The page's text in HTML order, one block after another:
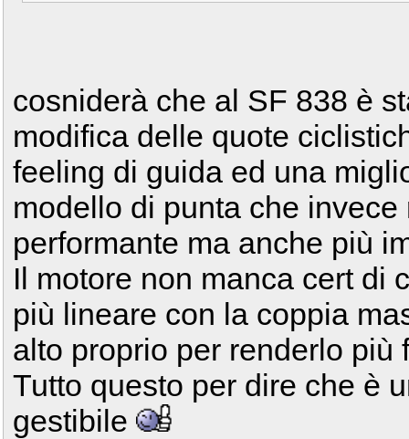
cosniderà che al SF 838 è
modifica delle quote
feeling di guida ed una
modello di punta che
performante ma anche più
Il motore non manca cert di
più lineare con la coppia
alto proprio per renderlo più
Tutto questo per dire che è
gestibile